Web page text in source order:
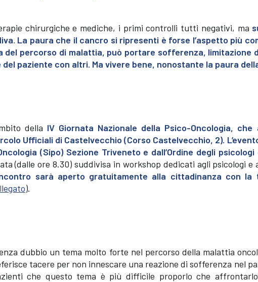
chirurgiche e mediche, i primi controlli tutti negativi, ma
La paura che il cancro si ripresenti è forse l’aspetto più
del percorso di malattia, può portare sofferenza, limitazione
paziente con altri. Ma vivere bene, nonostante la paura
della IV Giornata Nazionale della Psico-Oncologia,
Ufficiali di Castelvecchio (Corso Castelvecchio, 2).
(Sipo) Sezione Triveneto e dall’Ordine degli psicologi
(dalle ore 8.30) suddivisa in workshop dedicati agli psicologi e
sarà aperto gratuitamente alla cittadinanza con la
).
dubbio un tema molto forte nel percorso della malattia
tacere per non innescare una reazione di sofferenza nel
che questo tema è più difficile proporlo che